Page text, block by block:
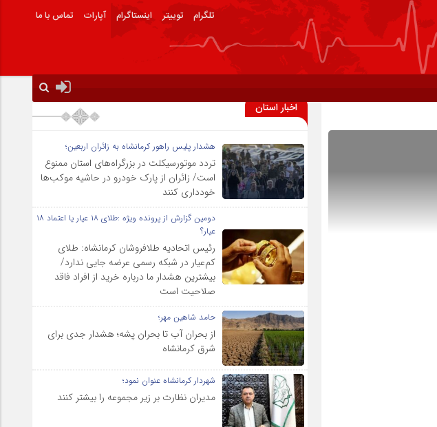
تلگرام توییتر اینستاگرام آپارات تماس با ما
اخبار استان
هشدار پلیس راهور کرمانشاه به زائران اربعین؛
تردد موتورسیکلت در بزرگراه‌های استان ممنوع
است/ زائران از پارک خودرو در حاشیه موکب‌ها
خودداری کنند
دومین گزارش از پرونده ویژه :طلای ۱۸ عیار یا اعتماد ۱۸
عیار؟
رئیس اتحادیه طلافروشان کرمانشاه: طلای
کم‌عیار در شبکه رسمی عرضه جایی ندارد/
بیشترین هشدار ما درباره خرید از افراد فاقد
صلاحیت است
حامد شاهین مهر؛
از بحران آب تا بحران پشه؛ هشدار جدی برای
شرق کرمانشاه
شهردار کرمانشاه عنوان نمود؛
مدیران نظارت بر زیر مجموعه را بیشتر کنند